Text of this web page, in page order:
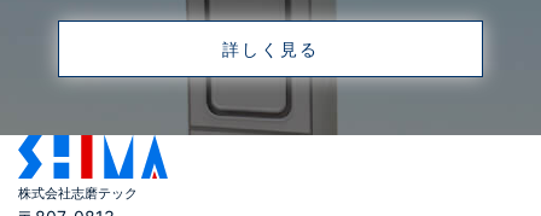
詳しく見る
株式会社志磨テック